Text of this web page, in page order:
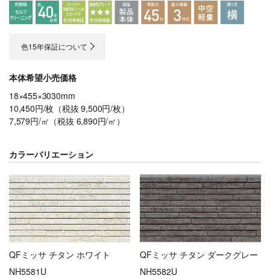
色15年保証について
本体希望小売価格
18×455×3030mm
10,450円/枚（税抜 9,500円/枚）
7,579円/㎡（税抜 6,890円/㎡）
カラーバリエーション
QFミッサ チタン ホワイト
NH5581U
QFミッサ チタン ダークグレー
NH5582U